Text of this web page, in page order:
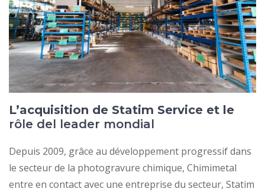
L’acquisition de Statim Service et le
rôle del leader mondial
Depuis 2009, grâce au développement progressif dans
le secteur de la photogravure chimique, Chimimetal
entre en contact avec une entreprise du secteur, Statim